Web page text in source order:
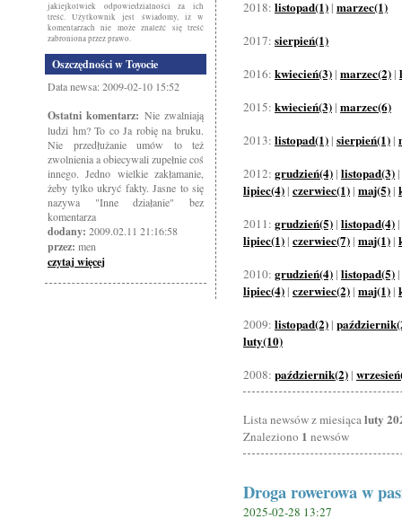
jakiejkolwiek odpowiedzialności za ich
treść. Użytkownik jest świadomy, iż w
komentarzach nie może znaleźć się treść
zabroniona przez prawo.
Oszczędności w Toyocie
Data newsa: 2009-02-10 15:52
Ostatni komentarz: Nie zwalniają
ludzi hm? To co Ja robię na bruku.
Nie przedłużanie umów to też
zwolnienia a obiecywali zupełnie coś
innego. Jedno wielkie zakłamanie,
żeby tylko ukryć fakty. Jasne to się
nazywa "Inne działanie" bez
komentarza
dodany: 2009.02.11 21:16:58
przez: men
czytaj więcej
2018: listopad(1) | marzec(1)
2017: sierpień(1)
2016: kwiecień(3) | marzec(2) |
2015: kwiecień(3) | marzec(6)
2013: listopad(1) | sierpień(1) |
2012: grudzień(4) | listopad(3) |
lipiec(4) | czerwiec(1) | maj(5) |
2011: grudzień(5) | listopad(4) |
lipiec(1) | czerwiec(7) | maj(1) |
2010: grudzień(4) | listopad(5) |
lipiec(4) | czerwiec(2) | maj(1) |
2009: listopad(2) |
luty(10)
2008: październik(2) |
Lista newsów z miesiącaluty
Znaleziono 1 newsów
Droga rowerowa w
2025-02-28 13:27